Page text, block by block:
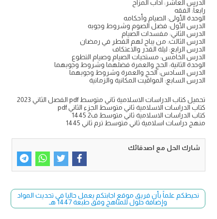
الدرس العاشر: آداب المزاح
رابعاً: الفقه
الوحدة الأولى: الصيام وأحكامه
الدرس الأول: فضل الصوم وشروط وجوبه
الدرس الثاني: مفسدات الصيام
الدرس الثالث: من يباح لهم الفطر في رمضان
الدرس الرابع: ليلة القدر والاعتكاف
الدرس الخامس: مستحبات الصيام وصيام التطوع
الوحدة الثانية: الحج والعمرة فضلهما وشروط وجوبهما
الدرس السادس: الحج والعمرة وشروط وجوبهما
الدرس السابع: المواقيت المكانية والزمانية
تحميل كتاب الدراسات الاسلامية ثاني متوسط pdf الفصل الثاني 2023
كتاب الدراسات الاسلامية ثاني متوسط الجزء الثاني pdf
كتاب الدراسات الاسلامية ثاني متوسط ف2 1445
منهج دراسات اسلامية ثاني متوسط ترم ثاني 1445
شارك الحل مع اصدقائك
نحيطكم علماً بأن فريق موقع اجابتكم يعمل حاليا في تحديث المواد
وإضافة حلول للمناهج وفق طبعة 1447 هـ